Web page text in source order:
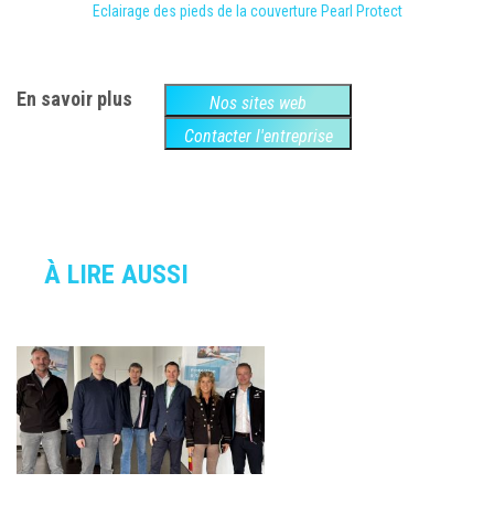
Eclairage des pieds de la couverture Pearl Protect
En savoir plus
Nos sites web
Contacter l'entreprise
À LIRE AUSSI